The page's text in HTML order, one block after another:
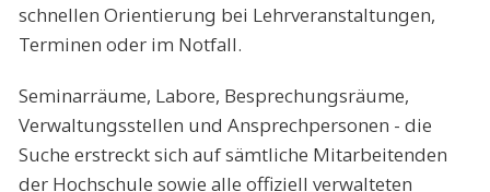
schnellen Orientierung bei Lehrveranstaltungen,
Terminen oder im Notfall.
Seminarräume, Labore, Besprechungsräume,
Verwaltungsstellen und Ansprechpersonen - die
Suche erstreckt sich auf sämtliche Mitarbeitenden
der Hochschule sowie alle offiziell verwalteten